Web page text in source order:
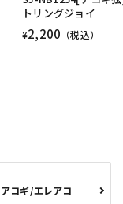
トリングジョイ
¥2,200 （税込）
アコギ/エレアコ